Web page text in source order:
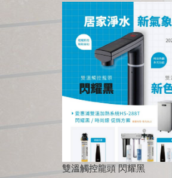
雙溫觸控龍頭 閃耀黑